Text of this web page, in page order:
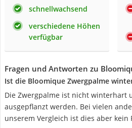
schnellwachsend
verschiedene Höhen
verfügbar
Fragen und Antworten zu
Ist die Bloomique Zwergpalme
Die Zwergpalme ist nicht winterhart
ausgepflanzt werden. Bei vielen
unserem Vergleich ist dies aber kein